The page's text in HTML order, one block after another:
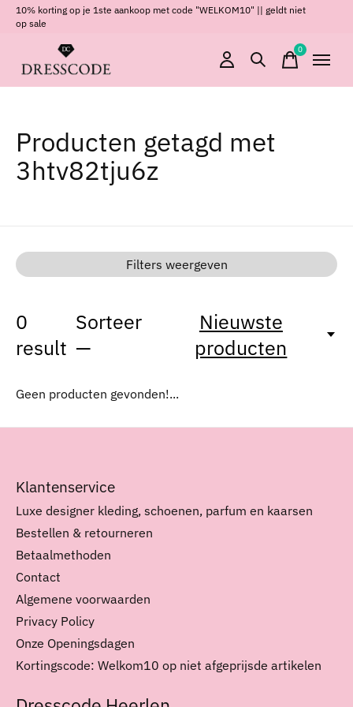
10% korting op je 1ste aankoop met code "WELKOM10" || geldt niet
op sale
0items
Producten getagd met
3htv82tju6z
Filters weergeven
0
result
Sorteer
—
Nieuwste
producten
Geen producten gevonden!...
Klantenservice
Luxe designer kleding, schoenen, parfum en kaarsen
Bestellen & retourneren
Betaalmethoden
Contact
Algemene voorwaarden
Privacy Policy
Onze Openingsdagen
Kortingscode: Welkom10 op niet afgeprijsde artikelen